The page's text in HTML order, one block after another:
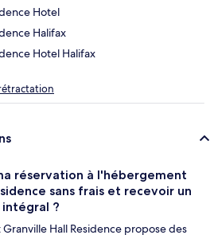
Hotel
Halifax
Hotel Halifax
réservation à l'hébergement
sans frais et recevoir un
?
Hall Residence propose des